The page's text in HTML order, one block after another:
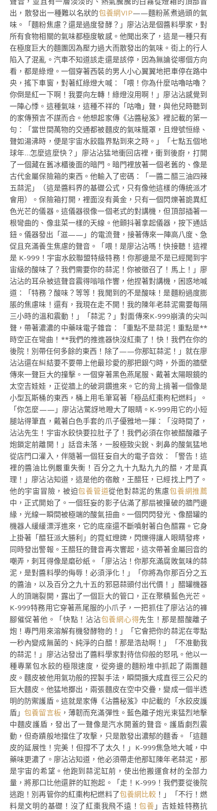
出，散發出一種難以名狀的包養網VIP——麵粉蒸煮過頭的氣
味。「麵粉焦慮？還是過度發酵？」廖沾沾是個醬料學家，對
所有食物相關的氣味都極度敏感。他聞出來了，這是一種只有
在極度巨大的麵團因為壓力過大而散發出的氣味。街上的行人
陷入了混亂。汽車不知道該走還是該停，因為無論從哪個方向
看，都是綠燈。一個穿著西裝的男人小心翼翼地把車停在路中
央，搖下車窗，對著紅綠燈大喊：「喂！你為什麼咕嚕咕嚕？
你倒是紅一下啊！我要向左轉！綠燈沒用啊！」廖沾沾感覺到
一陣心悸。這種氣味，這種不祥的「咕嚕」聲，與他兒時聽到
的家傳預言不謀而合。他想起家傳《沾醬秘笈》裡記載的第一
句：「當世間萬物的交通都被麵皮的氣味籠罩，且燈號恒綠、
聲如湯沸時，便是宇宙水餃臨界點到來之時。」「七點五個地
球年…怎麼這麼快？」廖沾沾猛地衝回店裡，衝到後廚，打開
了一個藏在舊冰櫃後面的暗門。暗門裡放著一個老舊的、像是
古代金屬保險箱的東西。他輸入了密碼：「一醬二醋三油四辣
五蒜泥」（這是醬料界的基礎公式，只有像他這樣的傳統派才
會用）。保險箱打開，裡面沒有黃金，只有一個閃爍著詭異紅
色光芒的儀器。這儀器很像一個老式的對講機，但頂部插著一
根彎曲的、像韭菜一樣的天線。他顫抖著拿起儀器，按下通話
鈕。儀器發出「滋——」的電流聲，接著傳來一陣高八度、急
促且充滿養生焦慮的聲音。「喂！是廖沾沾嗎！快接聽！這裡
是 K-999！宇宙水餃聯盟特級特務！你那邊是不是已經聞到宇
宙級的酸味了？我們需要你的蒜泥！你被徵召了！馬上！」廖
沾沾的耳朵被這聲音震得嗡嗡作響，他捏著對講機，困惑地喊
道：「特務？酸味？等等！我聞到的不是酸味！是麵粉過度膨
脹的焦慮味！還有，我現在走不開！我的陳年老蒜泥需要每隔
三小時的溫和震動！」「蒜泥？」對面傳來K-999崩潰的尖叫
聲，帶著濃濃的中藥味電子雜音：「重點不是蒜泥！重點是**
時空正在彎曲！**我們的推進器快沒紅棗了！快！我們在你的
後院！別帶任何多餘的東西！除了——你那缸蒜泥！」就在廖
沾沾還在糾結要不要帶上他最珍愛的那把銀勺時，外面的牆壁
傳來一聲巨大的撞擊。一個穿著黑色燕尾服、戴著太陽眼鏡的
太空吉娃娃，正從牆上的破洞鑽進來。它的背上揹著一個像是
小型瓦斯桶的東西，桶上用毛筆寫著「極品紅棗枸杞燃料」。
「你怎麼——」廖沾沾驚訝地瞪大了眼睛。K-999用它的小短
腿站得筆直，戴著白色手套的爪子優雅地一揮：「沒時間了，
沾沾先生！宇宙水餃快要拉肚子了！我們必須在你被醋酸離子
炮鎖定前離開！」話音未落，一股極致尖銳、刺鼻的酸氣猛地
從店門口灌入，伴隨著一個狂妄自大的電子音效：「警告！這
裡的醬油比例嚴重失衡！百分之九十九點九九的醋，才是真
理！」廖沾沾知道，這是他的宿敵，王醋狂，已經找上門了。
他的宇宙冒險，被迫包養管道從他對蒜泥的焦慮包養網推薦
中，正式開始了。一個狂妄的影子佔滿了那扇被撞破的牆門邊
緣，光線一瞬間被極端的酸氣扭曲。一個閃閃發光、像醋罐的
機器人緩緩漂浮進來，它的底座還不斷噴射著白色醋霧。它身
上掛著「醋狂派大勝利」的霓虹燈牌，閃爍得讓人眼睛發疼，
同時發出警報。王醋狂的聲音再次響起，這次帶著金屬回音的
嘲弄，刺耳得像是磨砂紙。「廖沾沾！你那充滿腐敗氣味的蒜
泥，是對醬料學的侮辱！必須淨化！」「你將為你那百分之五
的醬油，以及百分之九十五的邪惡蒜頭付出代價！」醋罐機器
人的頂端裂開，露出了一個巨大的管口，正在聚積藍色光芒。
K-999特務用它穿著燕尾服的小爪子，一把抓住了廖沾沾的褲
腳催促著他。「快點！沾沾包養網心得先生！那是醋酸離子
炮！專門用來溶解有機發酵物的！」「它會把你的蒜泥在零點
一秒內變成無菌的、純淨的白醋！那是浩劫啊！」「不准動我
的蒜泥！」廖沾沾發出了醬料學家對待信仰般的怒吼。他以一
種專業包水餃的極限速度，從旁邊的麵粉堆中抓起了兩團麵
皮。麵皮被他用氣功般的捏製手法，瞬間擴大成直徑三公尺的
巨大麵皮。他猛地擲出，兩張麵皮在空中交疊，變成一個半透
明的防禦護盾。這就是家傳《沾醬秘笈》中記載的「水餃皮護
盾」包養留言板，薄韌而充滿彈性。藍色離子炮光束猛烈地擊
中麵皮護盾，發出了一聲像是汽水開蓋的聲音。護盾劇烈震
動，但奇蹟般地擋住了攻擊，只是散發出濃郁的麵香。「這麵
皮的延展性！完美！但撐不了太久！」K-999焦急地大喊，中
藥味更濃了。廖沾沾知道，他必須帶走他那缸陳年老蒜泥，那
是宇宙的希望。他跑到蒜泥缸前，使出他搬運食材的全部力
量，將那口比他還胖的缸抱起。「走！K-999！我們要從後院
逃跑！別再管你的紅棗枸杞燃料了包養網比較 ！」「不行！燃
料是文明的基礎！沒了紅棗我飛不遠！包養 」吉娃娃特務抗